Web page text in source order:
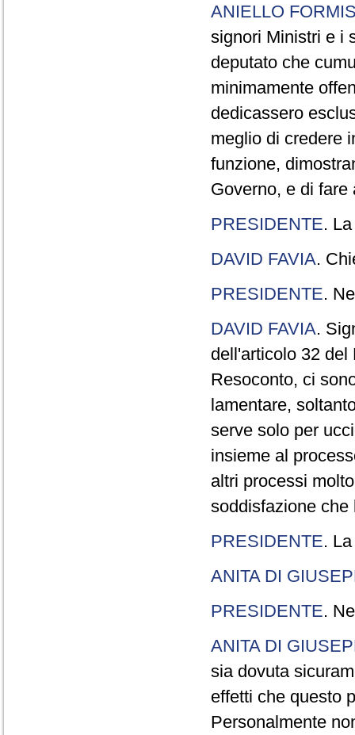
ANIELLO
signori Ministri e i
deputato che
minimamente
dedicassero
meglio di credere
funzione,
Governo, e di
PRESIDENTE.
DAVID FAVIA.
PRESIDENTE.
DAVID FAVIA.
dell'articolo 32 del
Resoconto, ci
lamentare,
serve solo per
insieme al
altri processi
soddisfazione che
PRESIDENTE.
ANITA DI
PRESIDENTE.
ANITA DI
sia dovuta
effetti che questo
Personalmente